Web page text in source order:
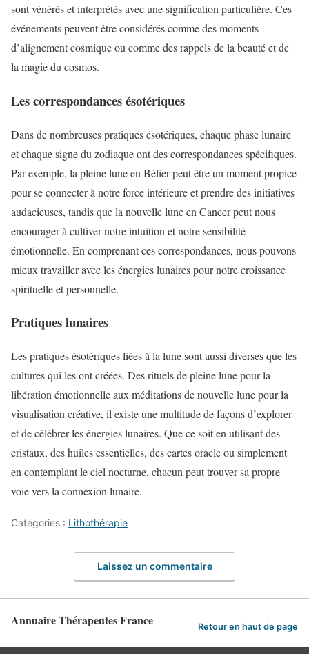
sont vénérés et interprétés avec une signification particulière. Ces
événements peuvent être considérés comme des moments
d’alignement cosmique ou comme des rappels de la beauté et de
la magie du cosmos.
Les correspondances ésotériques
Dans de nombreuses pratiques ésotériques, chaque phase lunaire
et chaque signe du zodiaque ont des correspondances spécifiques.
Par exemple, la pleine lune en Bélier peut être un moment propice
pour se connecter à notre force intérieure et prendre des initiatives
audacieuses, tandis que la nouvelle lune en Cancer peut nous
encourager à cultiver notre intuition et notre sensibilité
émotionnelle. En comprenant ces correspondances, nous pouvons
mieux travailler avec les énergies lunaires pour notre croissance
spirituelle et personnelle.
Pratiques lunaires
Les pratiques ésotériques liées à la lune sont aussi diverses que les
cultures qui les ont créées. Des rituels de pleine lune pour la
libération émotionnelle aux méditations de nouvelle lune pour la
visualisation créative, il existe une multitude de façons d’explorer
et de célébrer les énergies lunaires. Que ce soit en utilisant des
cristaux, des huiles essentielles, des cartes oracle ou simplement
en contemplant le ciel nocturne, chacun peut trouver sa propre
voie vers la connexion lunaire.
Catégories : Lithothérapie
Laissez un commentaire
Annuaire Thérapeutes France Retour en haut de page